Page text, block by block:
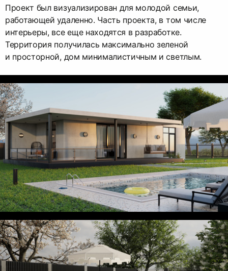
Проект был визуализирован для молодой семьи,
работающей удаленно. Часть проекта, в том числе
интерьеры, все еще находятся в разработке.
Территория получилась максимально зеленой
и просторной, дом минималистичным и светлым.